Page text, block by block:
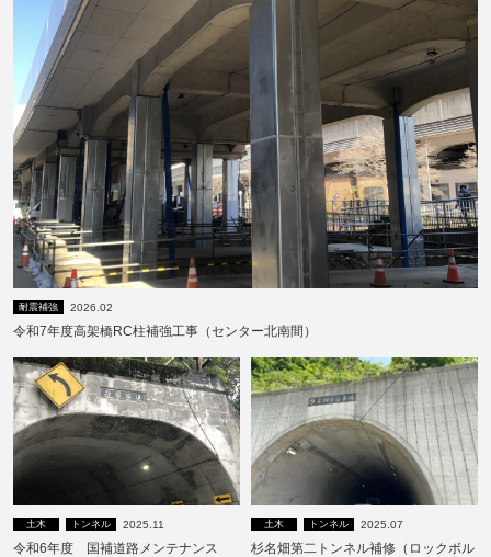
耐震補強 2026.02
令和7年度高架橋RC柱補強工事（センター北南間）
土木 トンネル 2025.11
令和6年度 国補道路メンテナンス
土木 トンネル 2025.07
杉名畑第二トンネル補修（ロックボル